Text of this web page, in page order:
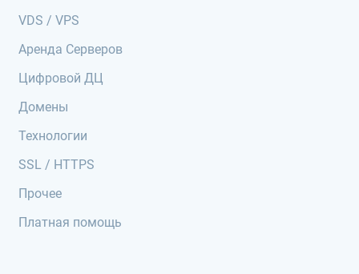
VDS / VPS
Аренда Серверов
Цифровой ДЦ
Домены
Технологии
SSL / HTTPS
Прочее
Платная помощь